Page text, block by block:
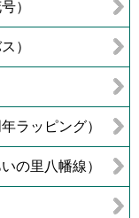
）
）
ラッピング）
の里八幡線）